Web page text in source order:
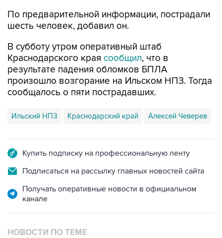
По предварительной информации, пострадали
шесть человек, добавил он.
В субботу утром оперативный штаб
Краснодарского края сообщил, что в
результате падения обломков БПЛА
произошло возгорание на Ильском НПЗ. Тогда
сообщалось о пяти пострадавших.
Ильский НПЗ Краснодарский край Алексей Чеверев
Купить подписку на профессиональную ленту
Подписаться на рассылку главных новостей сайта
Получать оперативные новости в официальном
канале
НОВОСТИ ПО ТЕМЕ